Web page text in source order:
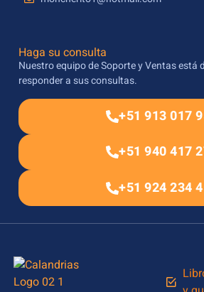
Haga su consulta
Nuestro equipo de Soporte y Ventas está
responder a sus consultas.
+51 913 017
+51 940 417
+51 924 234